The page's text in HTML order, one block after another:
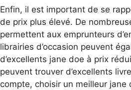
Enfin, il est important de se
de prix plus élevé. De
permettent aux emprunteurs
librairies d’occasion peuvent
d’excellents jane doe à prix
peuvent trouver d’excellents
compte, choisir un meilleur